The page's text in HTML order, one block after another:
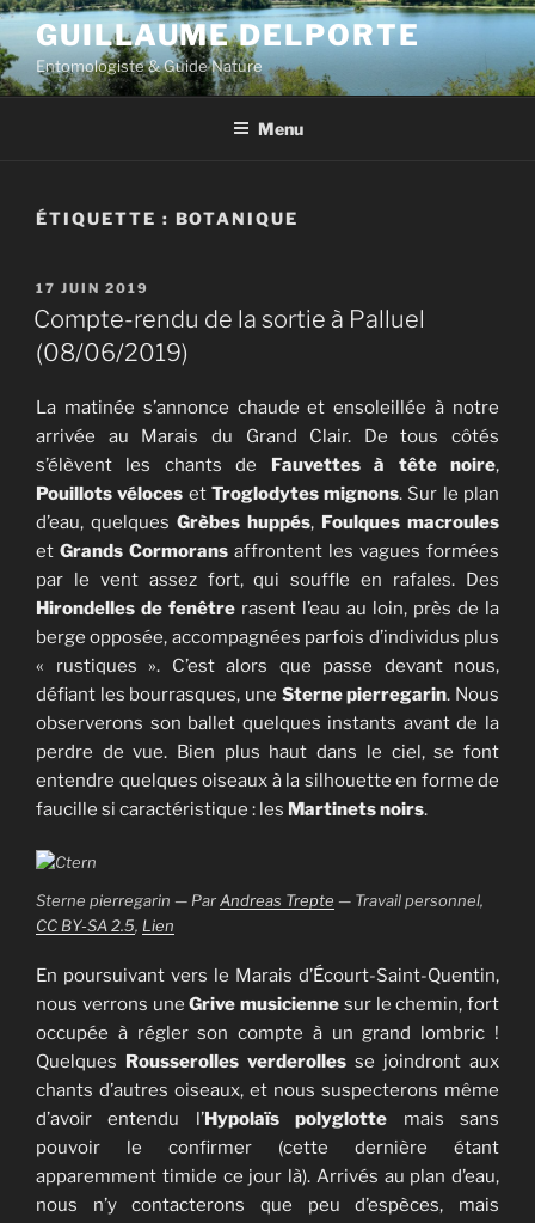
Aller
au
contenu
principal
GUILLAUME DELPORTE
Entomologiste & Guide Nature
Menu
ÉTIQUETTE : BOTANIQUE
PUBLIÉ
LE
17 JUIN 2019
Compte-rendu de la sortie à Palluel
(08/06/2019)
La matinée s’annonce chaude et ensoleillée à notre
arrivée au Marais du Grand Clair. De tous côtés
s’élèvent les chants de Fauvettes à tête noire,
Pouillots véloces et Troglodytes mignons. Sur le plan
d’eau, quelques Grèbes huppés, Foulques macroules
et Grands Cormorans affrontent les vagues formées
par le vent assez fort, qui souffle en rafales. Des
Hirondelles de fenêtre rasent l’eau au loin, près de la
berge opposée, accompagnées parfois d’individus plus
« rustiques ». C’est alors que passe devant nous,
défiant les bourrasques, une Sterne pierregarin. Nous
observerons son ballet quelques instants avant de la
perdre de vue. Bien plus haut dans le ciel, se font
entendre quelques oiseaux à la silhouette en forme de
faucille si caractéristique : les Martinets noirs.
Sterne pierregarin — ParAndreas Trepte — Travail personnel,
CC BY-SA 2.5, Lien
En poursuivant vers le Marais d’Écourt-Saint-Quentin,
nous verrons uneGrive musicienne sur le chemin, fort
occupée à régler son compte à un grand lombric !
Quelques Rousserolles verderolles se joindront aux
chants d’autres oiseaux, et nous suspecterons même
d’avoir entendu l’Hypolaïs polyglotte mais sans
pouvoir le confirmer (cette dernière étant
apparemment timide ce jour là). Arrivés au plan d’eau,
nous n’y contacterons que peu d’espèces, mais